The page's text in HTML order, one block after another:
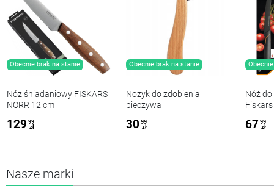
Obecnie brak na stanie
Nóż śniadaniowy FISKARS
NORR 12 cm
129 99
zł
Obecnie brak na stanie
Nożyk do zdobienia
pieczywa
30 99
zł
Nóż
67 99
zł
Nasze marki